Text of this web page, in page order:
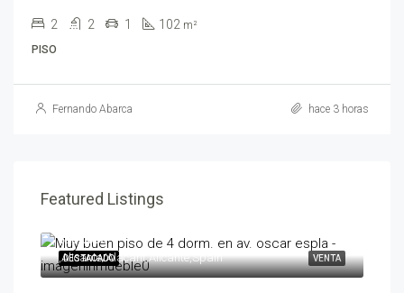
2 2 1 102 m²
PISO
Fernando Abarca hace 3 horas
Featured Listings
VENTA
DESTACADO
595,000€
,Alicante/Alacant,Alicante,Spain